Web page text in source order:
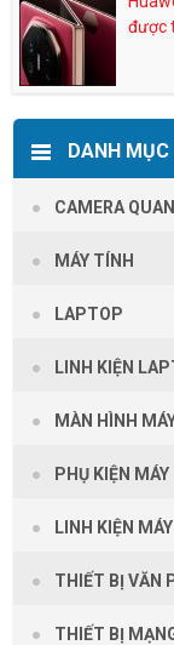
được
DANH
CAMERA
MÁY TÍNH
LAPTOP
LINH KIỆN
MÀN HÌNH
PHỤ KIỆN MÁY
LINH KIỆN
THIẾT BỊ VĂN
THIẾT BỊ